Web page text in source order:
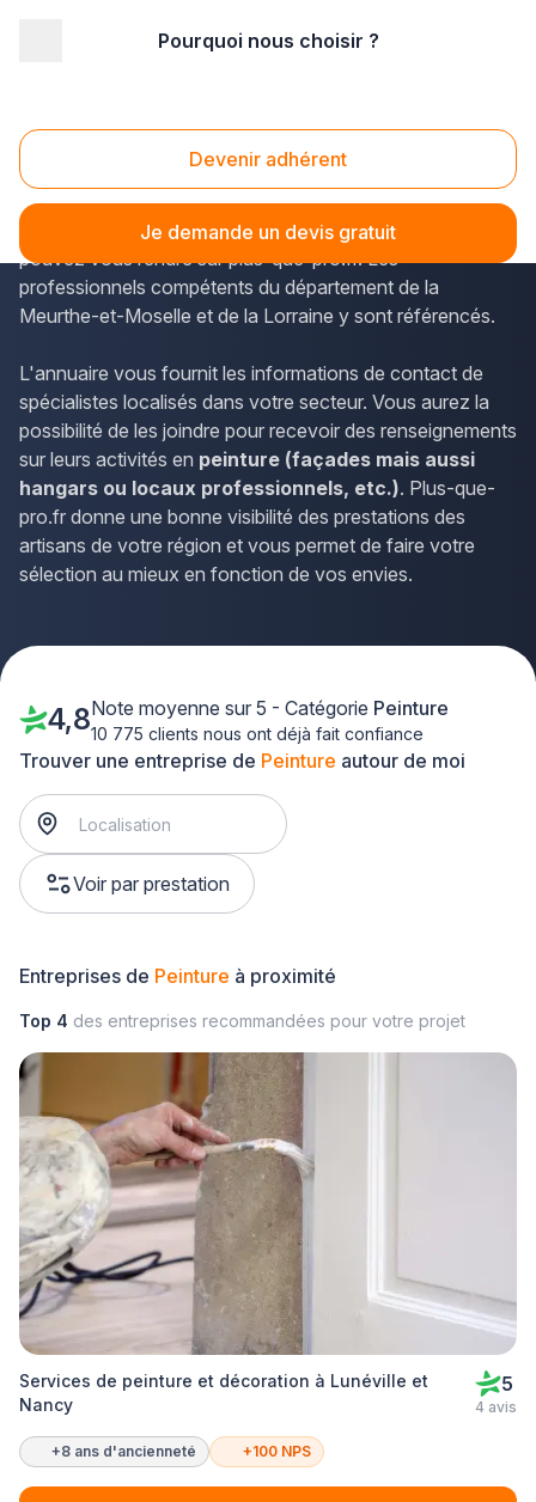
Pourquoi nous choisir ?
Devenir adhérent
Je demande un devis gratuit
Peinture Jarville-la-Malgrange (54140)
Afin d'accéder aux coordonnées des peintres en
bâtiment disponibles à Jarville-la-Malgrange, vous
pouvez vous rendre sur plus-que-pro.fr. Les
professionnels compétents du département de la
Meurthe-et-Moselle et de la Lorraine y sont référencés.
L'annuaire vous fournit les informations de contact de
spécialistes localisés dans votre secteur. Vous aurez la
possibilité de les joindre pour recevoir des renseignements
sur leurs activités en peinture (façades mais aussi
hangars ou locaux professionnels, etc.). Plus-que-
pro.fr donne une bonne visibilité des prestations des
artisans de votre région et vous permet de faire votre
sélection au mieux en fonction de vos envies.
Trouver une entreprise de Peinture autour de moi
Voir par prestation
4,8Note moyenne sur 5 - Catégorie Peinture
10 775 clients nous ont déjà fait confiance
Entreprises de Peinture à proximité
Top 4 des entreprises recommandées pour votre projet
Services de peinture et décoration à Lunéville et
Nancy
5
4 avis
+8 ans d'ancienneté +100 NPS